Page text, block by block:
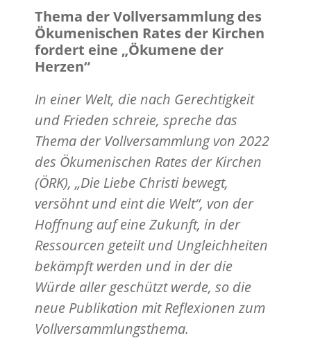
Thema der Vollversammlung des
Ökumenischen Rates der Kirchen
fordert eine „Ökumene der
Herzen“
In einer Welt, die nach Gerechtigkeit
und Frieden schreie, spreche das
Thema der Vollversammlung von 2022
des Ökumenischen Rates der Kirchen
(ÖRK), „Die Liebe Christi bewegt,
versöhnt und eint die Welt“, von der
Hoffnung auf eine Zukunft, in der
Ressourcen geteilt und Ungleichheiten
bekämpft werden und in der die
Würde aller geschützt werde, so die
neue Publikation mit Reflexionen zum
Vollversammlungsthema.